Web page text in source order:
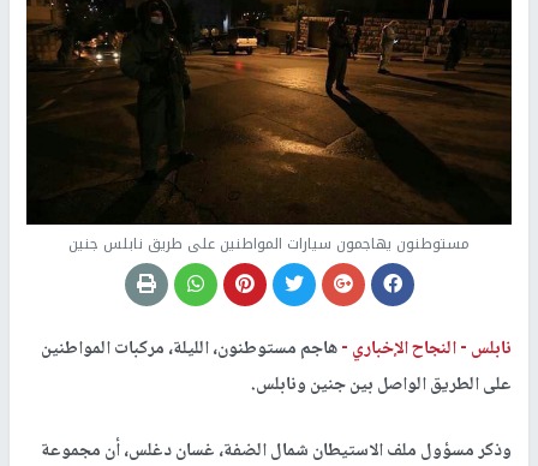
مستوطنون يهاجمون سيارات المواطنين على طريق نابلس جنين
نابلس -النجاح الإخباري -هاجم مستوطنون، الليلة، مركبات المواطنين
على الطريق الواصل بين جنين ونابلس.
وذكر مسؤول ملف الاستيطان شمال الضفة، غسان دغلس، أن مجموعة